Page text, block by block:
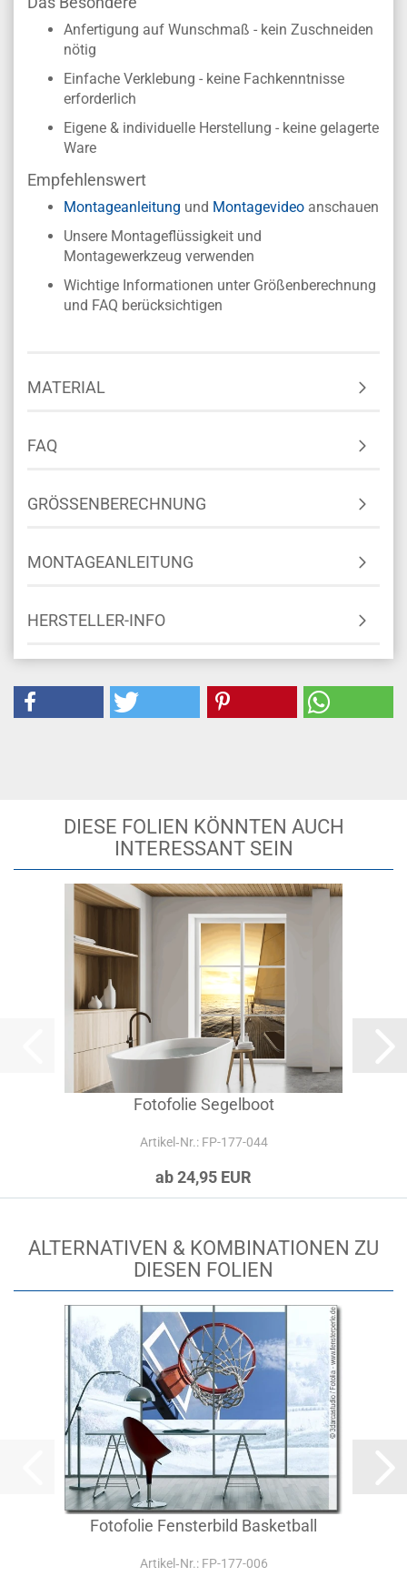
Anfertigung auf Wunschmaß - kein Zuschneiden
nötig
Einfache Verklebung - keine Fachkenntnisse
erforderlich
Eigene & individuelle Herstellung - keine gelagerte
Ware
Empfehlenswert
Montageanleitung und Montagevideo anschauen
Unsere Montageflüssigkeit und
Montagewerkzeug verwenden
Wichtige Informationen unter Größenberechnung
und FAQ berücksichtigen
MATERIAL
FAQ
GRÖSSENBERECHNUNG
MONTAGEANLEITUNG
HERSTELLER-INFO
DIESE FOLIEN KÖNNTEN AUCH
INTERESSANT SEIN
Fotofolie Segelboot
Artikel‑Nr.: FP-177-044
ab 24,95 EUR
ALTERNATIVEN & KOMBINATIONEN ZU
DIESEN FOLIEN
Fotofolie Fensterbild Basketball
Artikel‑Nr.: FP-177-006